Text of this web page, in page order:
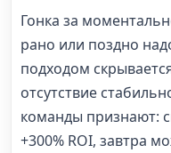
Гонка за
рано или поздно
подходом
отсутствие
команды признают:
+300% ROI, завтра